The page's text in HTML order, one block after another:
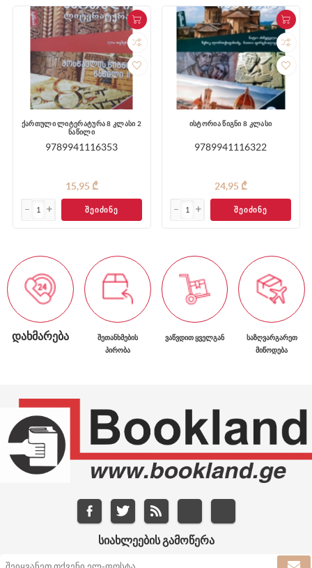
ქართული ლიტერატურა 8 კლასი 2
ნაწილი
9789941116353
15,95 ₾
ᲨᲔᲘᲫᲘᲜᲔ
ისტორია წიგნი 8 კლასი
9789941116322
24,95 ₾
ᲨᲔᲘᲫᲘᲜᲔ
ᲓᲐᲮᲛᲐᲠᲔᲑᲐ
ᲨᲔᲗᲐᲜᲮᲛᲔᲑᲘᲡ
ᲞᲘᲠᲝᲑᲐ
ᲕᲐᲬᲕᲓᲘᲗ ᲧᲕᲔᲚᲒᲐᲜ
ᲡᲐᲖᲦᲕᲐᲠᲒᲐᲠᲔᲗ
ᲛᲘᲬᲝᲓᲔᲑᲐ
ᲡᲘᲐᲮᲚᲔᲔᲑᲘᲡ ᲒᲐᲛᲝᲬᲔᲠᲐ